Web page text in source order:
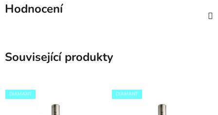
Hodnocení
Související produkty
DIAMANT DIAMANT